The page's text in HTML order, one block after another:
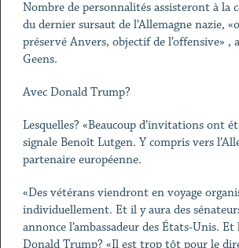
Nombre de personnalités assisteront à la
du dernier sursaut de l’Allemagne nazie,
préservé Anvers, objectif de l’offensive» ,
Geens.
Avec Donald Trump?
Lesquelles? «Beaucoup d’invitations ont
signale Benoît Lutgen. Y compris vers
partenaire européenne.
«Des vétérans viendront en voyage
individuellement. Et il y aura des
annonce l’ambassadeur des États-Unis.
Donald Trump? «Il est trop tôt pour le